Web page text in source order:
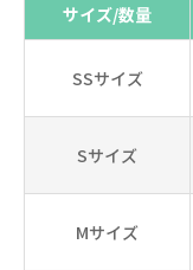
サイズ/数量
SSサイズ
Sサイズ
Mサイズ